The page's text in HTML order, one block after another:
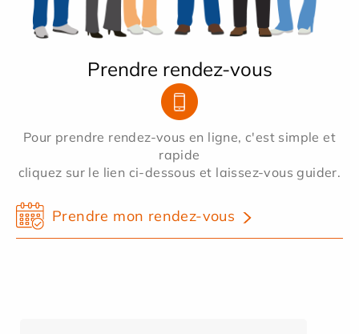
Prendre rendez-vous
Pour prendre rendez-vous en ligne, c'est simple et
rapide
cliquez sur le lien ci-dessous et laissez-vous guider.
Prendre mon rendez-vous